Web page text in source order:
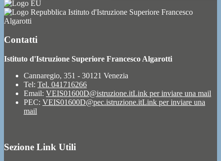
Istituto d'Istruzione Superiore Francesco
Algarotti
Contatti
Istituto d'Istruzione Superiore Francesco Algarotti
Cannaregio, 351 - 30121 Venezia
Tel: Tel. 041716266
Email: VEIS01600D@istruzione.itLink per inviare una mail
PEC: VEIS01600D@pec.istruzione.itLink per inviare una
mail
Sezione Link Utili